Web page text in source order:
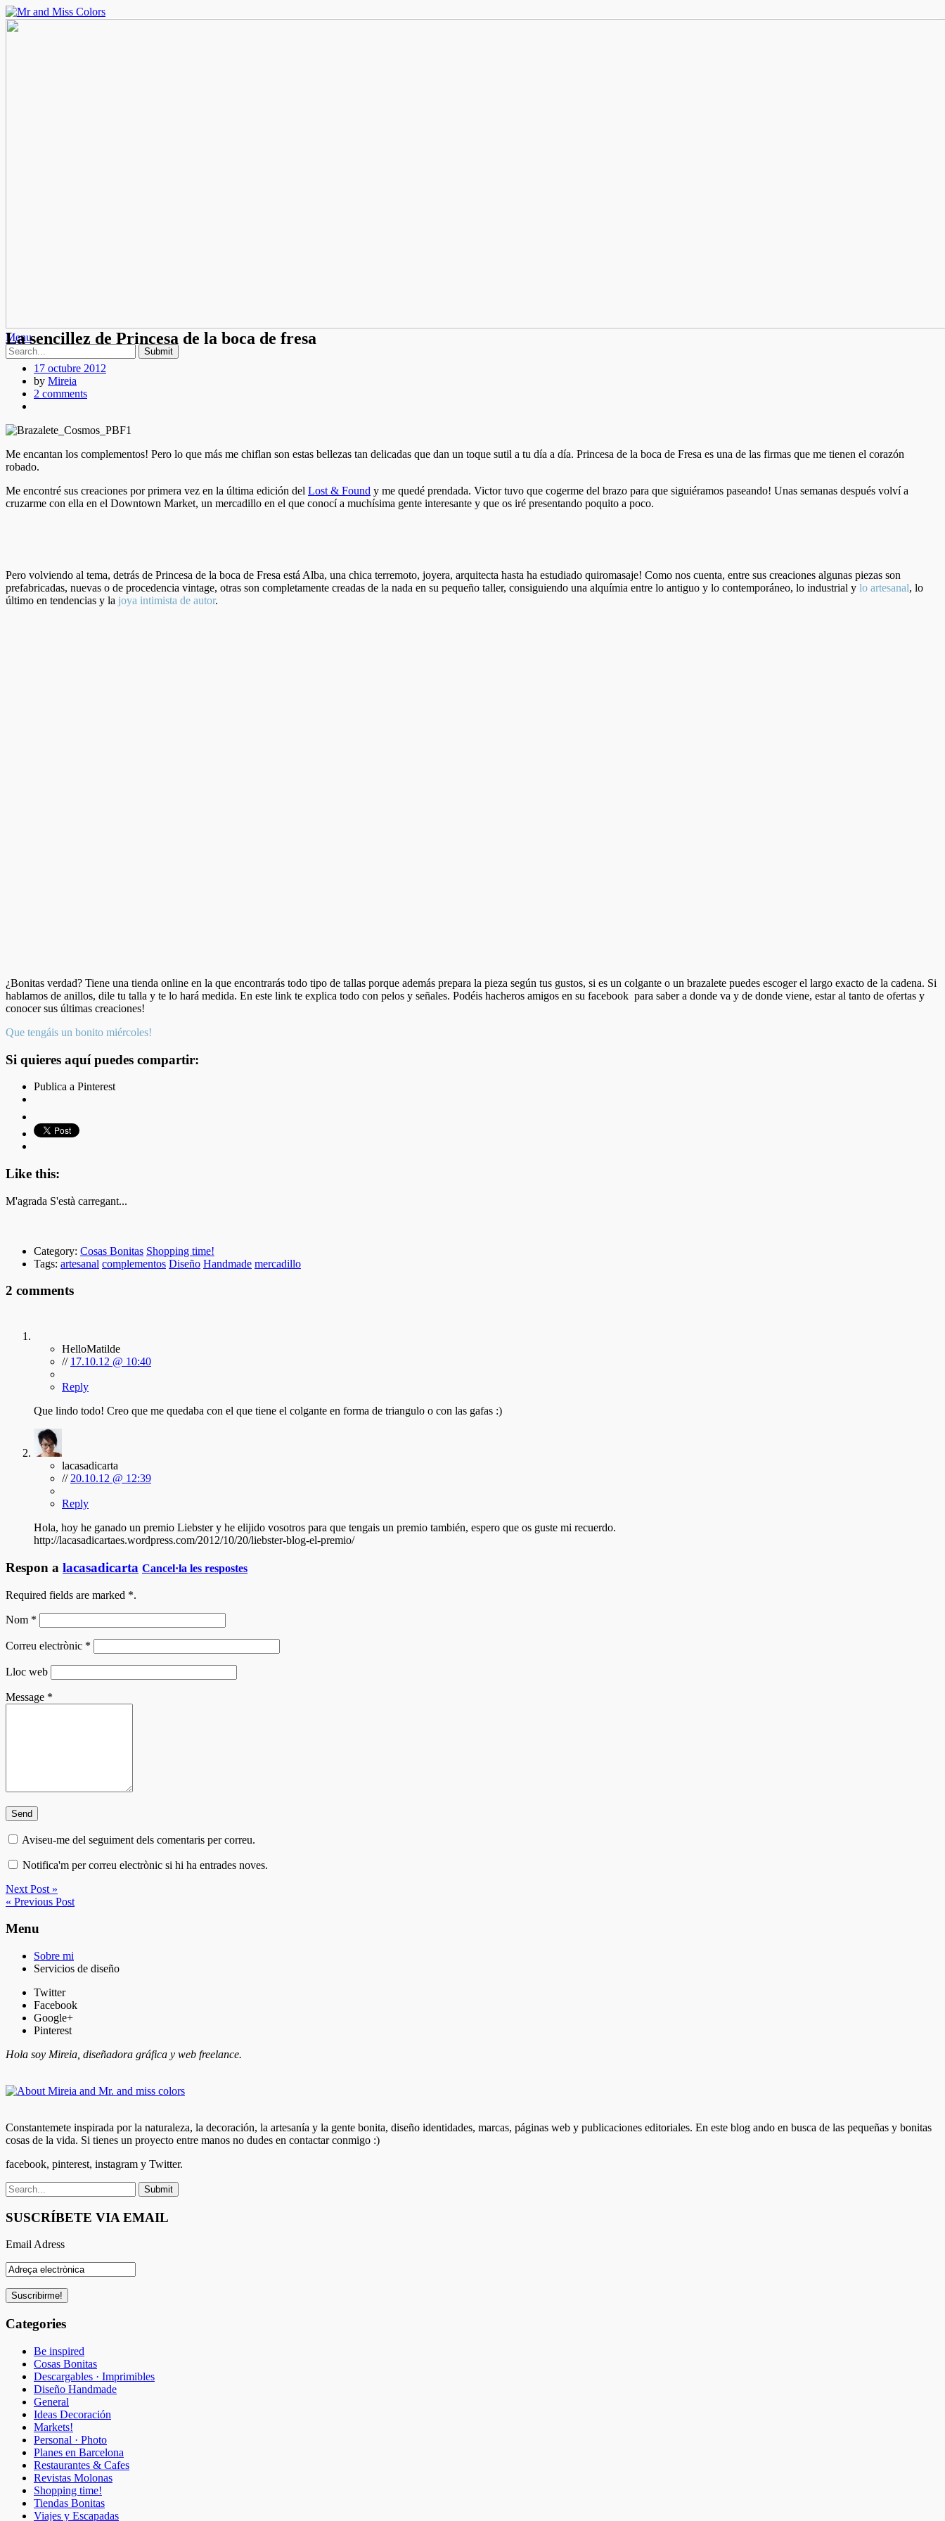
Menu
La sencillez de Princesa de la boca de fresa
17 octubre 2012
by Mireia
2 comments
Me encantan los complementos! Pero lo que más me chiflan son estas bellezas tan delicadas que dan un toque sutil a tu día a día. Princesa de la boca de Fresa es una de las firmas que me tienen el corazón
robado.
Me encontré sus creaciones por primera vez en la última edición del Lost & Found y me quedé prendada. Victor tuvo que cogerme del brazo para que siguiéramos paseando! Unas semanas después volví a
cruzarme con ella en el Downtown Market, un mercadillo en el que conocí a muchísima gente interesante y que os iré presentando poquito a poco.
Pero volviendo al tema, detrás de Princesa de la boca de Fresa está Alba, una chica terremoto, joyera, arquitecta hasta ha estudiado quiromasaje! Como nos cuenta, entre sus creaciones algunas piezas son
prefabricadas, nuevas o de procedencia vintage, otras son completamente creadas de la nada en su pequeño taller, consiguiendo una alquímia entre lo antiguo y lo contemporáneo, lo industrial y lo artesanal, lo
último en tendencias y la joya intimista de autor.
¿Bonitas verdad? Tiene una tienda online en la que encontrarás todo tipo de tallas porque además prepara la pieza según tus gustos, si es un colgante o un brazalete puedes escoger el largo exacto de la cadena. Si
hablamos de anillos, dile tu talla y te lo hará medida. En este link te explica todo con pelos y señales. Podéis hacheros amigos en su facebook para saber a donde va y de donde viene, estar al tanto de ofertas y
conocer sus últimas creaciones!
Que tengáis un bonito miércoles!
Si quieres aquí puedes compartir:
Publica a Pinterest
Like this:
M'agrada S'està carregant...
Category: Cosas Bonitas Shopping time!
Tags: artesanal complementos Diseño Handmade mercadillo
2 comments
HelloMatilde
// 17.10.12 @ 10:40
Reply
Que lindo todo! Creo que me quedaba con el que tiene el colgante en forma de triangulo o con las gafas :)
lacasadicarta
// 20.10.12 @ 12:39
Reply
Hola, hoy he ganado un premio Liebster y he elijido vosotros para que tengais un premio también, espero que os guste mi recuerdo.
http://lacasadicartaes.wordpress.com/2012/10/20/liebster-blog-el-premio/
Respon a lacasadicarta Cancel·la les respostes
Required fields are marked *.
Nom *
Correu electrònic *
Lloc web
Message *
Aviseu-me del seguiment dels comentaris per correu.
Notifica'm per correu electrònic si hi ha entrades noves.
Next Post »
« Previous Post
Menu
Sobre mi
Servicios de diseño
Twitter
Facebook
Google+
Pinterest
Hola soy Mireia, diseñadora gráfica y web freelance.
Constantemete inspirada por la naturaleza, la decoración, la artesanía y la gente bonita, diseño identidades, marcas, páginas web y publicaciones editoriales. En este blog ando en busca de las pequeñas y bonitas
cosas de la vida. Si tienes un proyecto entre manos no dudes en contactar conmigo :)
facebook, pinterest, instagram y Twitter.
SUSCRÍBETE VIA EMAIL
Email Adress
Categories
Be inspired
Cosas Bonitas
Descargables · Imprimibles
Diseño Handmade
General
Ideas Decoración
Markets!
Personal · Photo
Planes en Barcelona
Restaurantes & Cafes
Revistas Molonas
Shopping time!
Tiendas Bonitas
Viajes y Escapadas